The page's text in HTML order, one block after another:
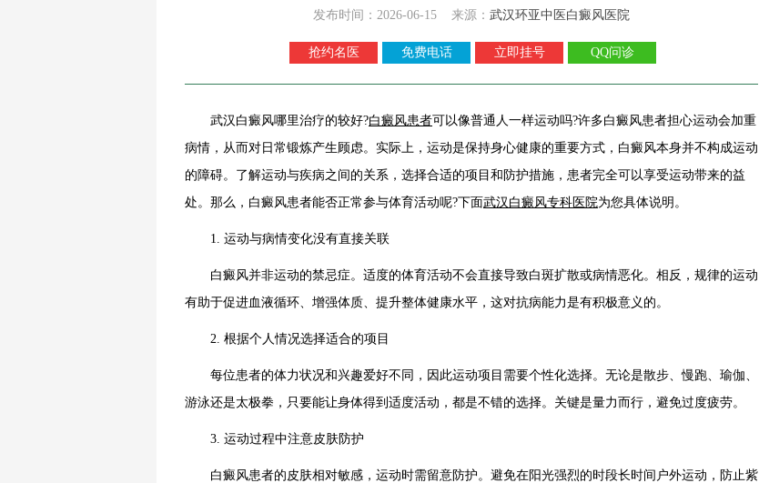
发布时间：2026-06-15 来源： 武汉环亚中医白癜风医院
抢约名医 免费电话 立即挂号 QQ问诊
武汉白癜风哪里治疗的较好?白癜风患者可以像普通人一样运动吗?许多白癜风患者担心运动会加重
病情，从而对日常锻炼产生顾虑。实际上，运动是保持身心健康的重要方式，白癜风本身并不构成运动
的障碍。了解运动与疾病之间的关系，选择合适的项目和防护措施，患者完全可以享受运动带来的益
处。那么，白癜风患者能否正常参与体育活动呢?下面武汉白癜风专科医院为您具体说明。
1. 运动与病情变化没有直接关联
白癜风并非运动的禁忌症。适度的体育活动不会直接导致白斑扩散或病情恶化。相反，规律的运动
有助于促进血液循环、增强体质、提升整体健康水平，这对抗病能力是有积极意义的。
2. 根据个人情况选择适合的项目
每位患者的体力状况和兴趣爱好不同，因此运动项目需要个性化选择。无论是散步、慢跑、瑜伽、
游泳还是太极拳，只要能让身体得到适度活动，都是不错的选择。关键是量力而行，避免过度疲劳。
3. 运动过程中注意皮肤防护
白癜风患者的皮肤相对敏感，运动时需留意防护。避免在阳光强烈的时段长时间户外运动，防止紫